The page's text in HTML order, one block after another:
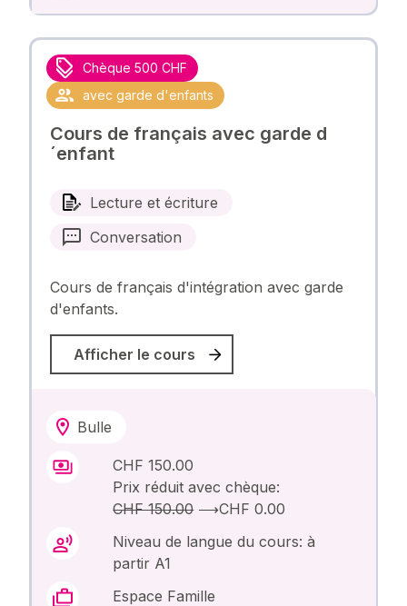
Chèque 500 CHF
avec garde d'enfants
Cours de français avec garde d
´enfant
Lecture et écriture
Conversation
Cours de français d'intégration avec garde
d'enfants.
Afficher le cours
Bulle
CHF 150.00
Prix réduit avec chèque:
CHF 150.00⟶CHF 0.00
Niveau de langue du cours: à
partir A1
Espace Famille